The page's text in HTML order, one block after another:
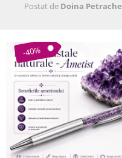
Postat de Doina Petrache
-40%